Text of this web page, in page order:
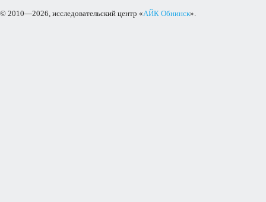
© 2010—2026, исследовательский центр «АЙК Обнинск».